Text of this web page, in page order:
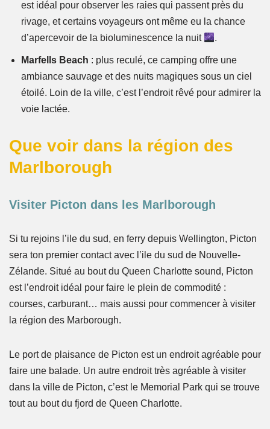
est idéal pour observer les raies qui passent près du
rivage, et certains voyageurs ont même eu la chance
d’apercevoir de la bioluminescence la nuit
.
Marfells Beach : plus reculé, ce camping offre une
ambiance sauvage et des nuits magiques sous un ciel
étoilé. Loin de la ville, c’est l’endroit rêvé pour admirer la
voie lactée.
Que voir dans la région des
Marlborough
Visiter Picton dans les Marlborough
Si tu rejoins l’ile du sud, en ferry depuis Wellington, Picton
sera ton premier contact avec l’ile du sud de Nouvelle-
Zélande. Situé au bout du Queen Charlotte sound, Picton
est l’endroit idéal pour faire le plein de commodité :
courses, carburant… mais aussi pour commencer à visiter
la région des Marborough.
Le port de plaisance de Picton est un endroit agréable pour
faire une balade. Un autre endroit très agréable à visiter
dans la ville de Picton, c’est le Memorial Park qui se trouve
tout au bout du fjord de Queen Charlotte.